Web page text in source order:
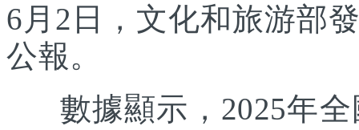
6月2日，文化和旅游部
公報。
數據顯示，2025年全